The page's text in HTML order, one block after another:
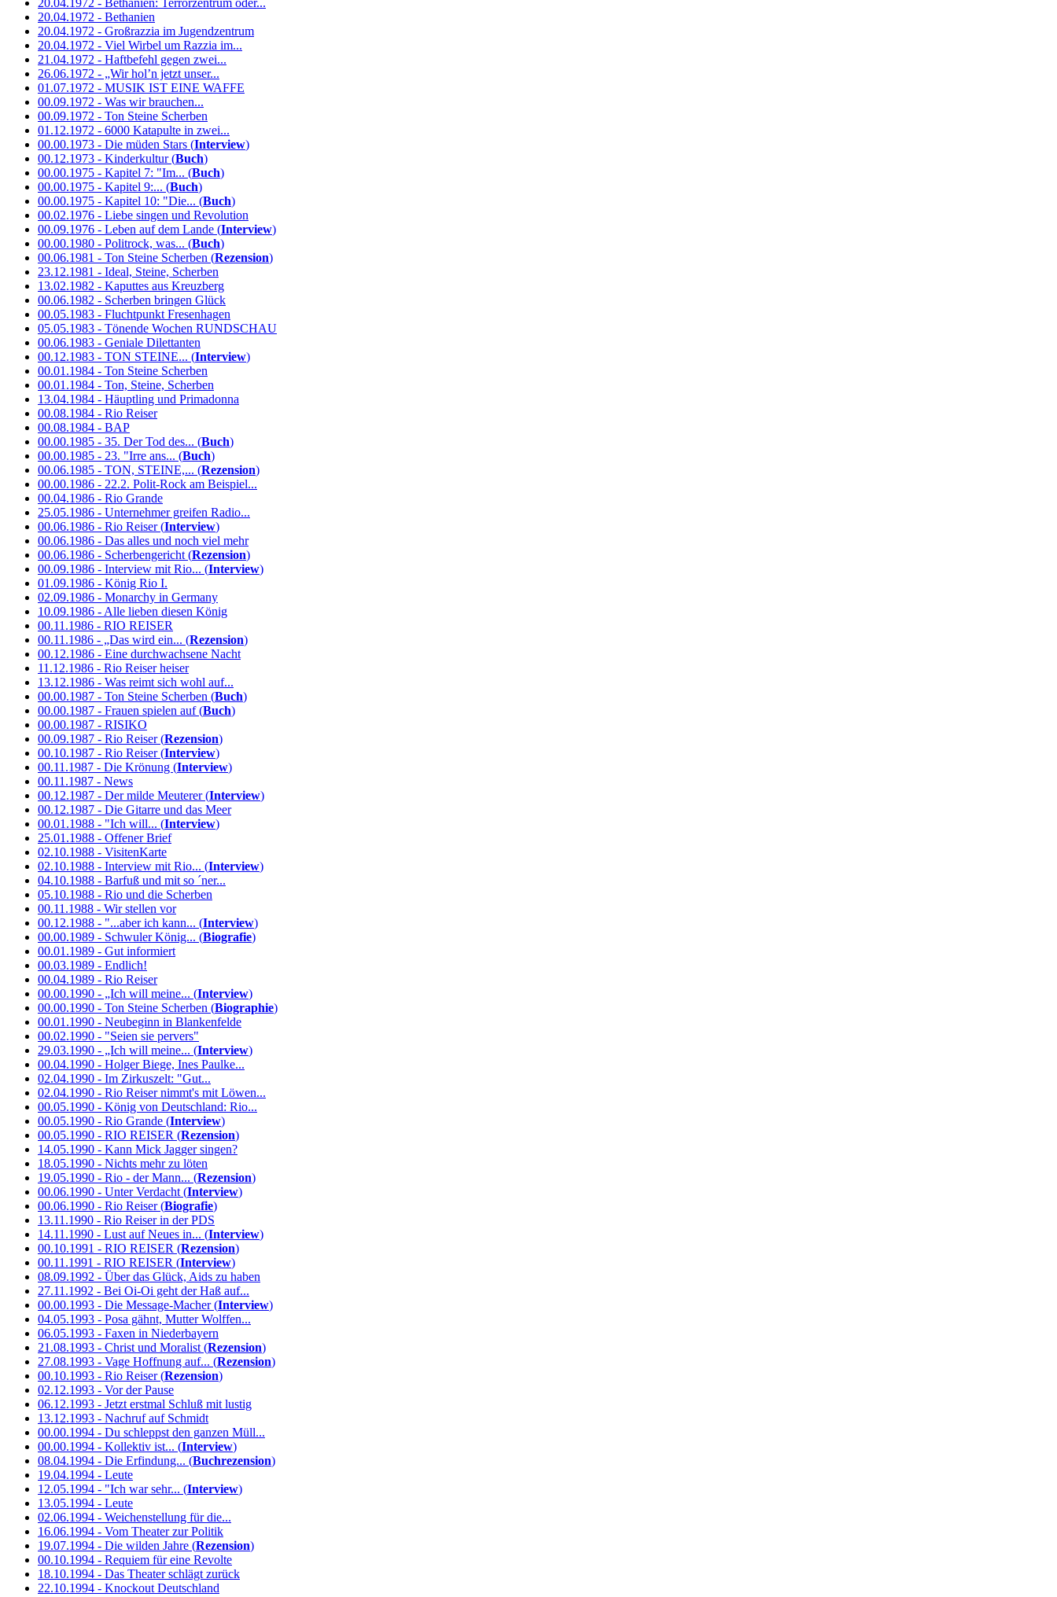
20.04.1972 - Bethanien
20.04.1972 - Großrazzia im Jugendzentrum
20.04.1972 - Viel Wirbel um Razzia im...
21.04.1972 - Haftbefehl gegen zwei...
26.06.1972 - „Wir hol’n jetzt unser...
01.07.1972 - MUSIK IST EINE WAFFE
00.09.1972 - Was wir brauchen...
00.09.1972 - Ton Steine Scherben
01.12.1972 - 6000 Katapulte in zwei...
00.00.1973 - Die müden Stars (Interview)
00.12.1973 - Kinderkultur (Buch)
00.00.1975 - Kapitel 7: "Im... (Buch)
00.00.1975 - Kapitel 9:... (Buch)
00.00.1975 - Kapitel 10: "Die... (Buch)
00.02.1976 - Liebe singen und Revolution
00.09.1976 - Leben auf dem Lande (Interview)
00.00.1980 - Politrock, was... (Buch)
00.06.1981 - Ton Steine Scherben (Rezension)
23.12.1981 - Ideal, Steine, Scherben
13.02.1982 - Kaputtes aus Kreuzberg
00.06.1982 - Scherben bringen Glück
00.05.1983 - Fluchtpunkt Fresenhagen
05.05.1983 - Tönende Wochen RUNDSCHAU
00.06.1983 - Geniale Dilettanten
00.12.1983 - TON STEINE... (Interview)
00.01.1984 - Ton Steine Scherben
00.01.1984 - Ton, Steine, Scherben
13.04.1984 - Häuptling und Primadonna
00.08.1984 - Rio Reiser
00.08.1984 - BAP
00.00.1985 - 35. Der Tod des... (Buch)
00.00.1985 - 23. "Irre ans... (Buch)
00.06.1985 - TON, STEINE,... (Rezension)
00.00.1986 - 22.2. Polit-Rock am Beispiel...
00.04.1986 - Rio Grande
25.05.1986 - Unternehmer greifen Radio...
00.06.1986 - Rio Reiser (Interview)
00.06.1986 - Das alles und noch viel mehr
00.06.1986 - Scherbengericht (Rezension)
00.09.1986 - Interview mit Rio... (Interview)
01.09.1986 - König Rio I.
02.09.1986 - Monarchy in Germany
10.09.1986 - Alle lieben diesen König
00.11.1986 - RIO REISER
00.11.1986 - „Das wird ein... (Rezension)
00.12.1986 - Eine durchwachsene Nacht
11.12.1986 - Rio Reiser heiser
13.12.1986 - Was reimt sich wohl auf...
00.00.1987 - Ton Steine Scherben (Buch)
00.00.1987 - Frauen spielen auf (Buch)
00.00.1987 - RISIKO
00.09.1987 - Rio Reiser (Rezension)
00.10.1987 - Rio Reiser (Interview)
00.11.1987 - Die Krönung (Interview)
00.11.1987 - News
00.12.1987 - Der milde Meuterer (Interview)
00.12.1987 - Die Gitarre und das Meer
00.01.1988 - "Ich will... (Interview)
25.01.1988 - Offener Brief
02.10.1988 - VisitenKarte
02.10.1988 - Interview mit Rio... (Interview)
04.10.1988 - Barfuß und mit so ´ner...
05.10.1988 - Rio und die Scherben
00.11.1988 - Wir stellen vor
00.12.1988 - "...aber ich kann... (Interview)
00.00.1989 - Schwuler König... (Biografie)
00.01.1989 - Gut informiert
00.03.1989 - Endlich!
00.04.1989 - Rio Reiser
00.00.1990 - „Ich will meine... (Interview)
00.00.1990 - Ton Steine Scherben (Biographie)
00.01.1990 - Neubeginn in Blankenfelde
00.02.1990 - "Seien sie pervers"
29.03.1990 - „Ich will meine... (Interview)
00.04.1990 - Holger Biege, Ines Paulke...
02.04.1990 - Im Zirkuszelt: "Gut...
02.04.1990 - Rio Reiser nimmt's mit Löwen...
00.05.1990 - König von Deutschland: Rio...
00.05.1990 - Rio Grande (Interview)
00.05.1990 - RIO REISER (Rezension)
14.05.1990 - Kann Mick Jagger singen?
18.05.1990 - Nichts mehr zu löten
19.05.1990 - Rio - der Mann... (Rezension)
00.06.1990 - Unter Verdacht (Interview)
00.06.1990 - Rio Reiser (Biografie)
13.11.1990 - Rio Reiser in der PDS
14.11.1990 - Lust auf Neues in... (Interview)
00.10.1991 - RIO REISER (Rezension)
00.11.1991 - RIO REISER (Interview)
08.09.1992 - Über das Glück, Aids zu haben
27.11.1992 - Bei Oi-Oi geht der Haß auf...
00.00.1993 - Die Message-Macher (Interview)
04.05.1993 - Posa gähnt, Mutter Wolffen...
06.05.1993 - Faxen in Niederbayern
21.08.1993 - Christ und Moralist (Rezension)
27.08.1993 - Vage Hoffnung auf... (Rezension)
00.10.1993 - Rio Reiser (Rezension)
02.12.1993 - Vor der Pause
06.12.1993 - Jetzt erstmal Schluß mit lustig
13.12.1993 - Nachruf auf Schmidt
00.00.1994 - Du schleppst den ganzen Müll...
00.00.1994 - Kollektiv ist... (Interview)
08.04.1994 - Die Erfindung... (Buchrezension)
19.04.1994 - Leute
12.05.1994 - "Ich war sehr... (Interview)
13.05.1994 - Leute
02.06.1994 - Weichenstellung für die...
16.06.1994 - Vom Theater zur Politik
19.07.1994 - Die wilden Jahre (Rezension)
00.10.1994 - Requiem für eine Revolte
18.10.1994 - Das Theater schlägt zurück
22.10.1994 - Knockout Deutschland